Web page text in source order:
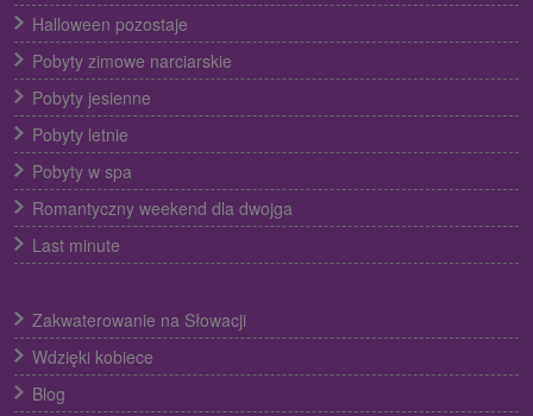
Halloween pozostaje
Pobyty zimowe narciarskie
Pobyty jesienne
Pobyty letnie
Pobyty w spa
Romantyczny weekend dla dwojga
Last minute
Zakwaterowanie na Słowacji
Wdzięki kobiece
Blog